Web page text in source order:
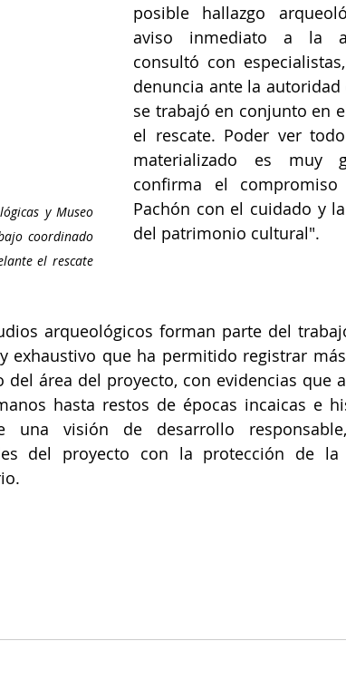
y Museo
coordinado
el rescate
posible hallazgo
aviso inmediato a la
consultó con
denuncia ante la
se trabajó en conjunto en
el rescate. Poder ver
materializado es muy
confirma el compromiso
Pachón con el cuidado y
del patrimonio cultural".
arqueológicos forman parte del
exhaustivo que ha permitido registrar
área del proyecto, con evidencias que
hasta restos de épocas incaicas e
una visión de desarrollo
del proyecto con la protección de